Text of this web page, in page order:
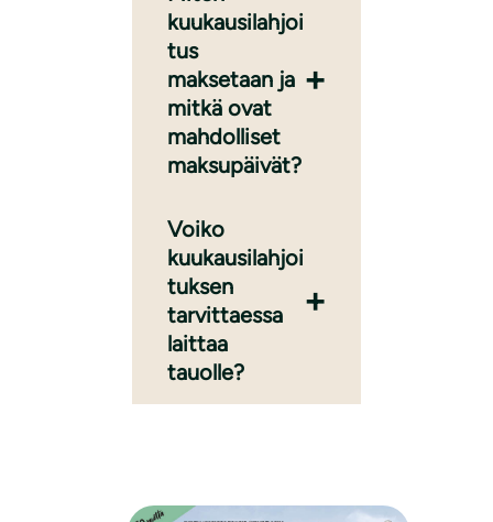
kuukausilahjoi
tus
maksetaan ja
mitkä ovat
mahdolliset
maksupäivät?
Voiko
kuukausilahjoi
tuksen
tarvittaessa
laittaa
tauolle?